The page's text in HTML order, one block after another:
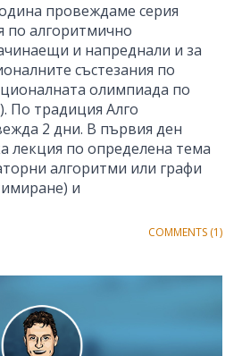
провеждаме серия
по алгоритмично
и напреднали и за
състезания по
олимпиада по
По традиция Алго
2 дни. В първия ден
лекция по определена тема
алгоритми или графи
и
COMMENTS (1)